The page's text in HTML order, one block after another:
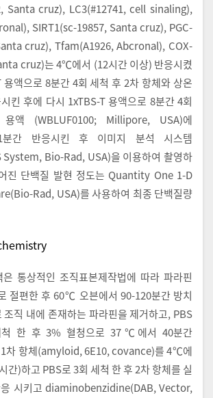
Santa cruz), LC3(#12741, cell sinaling),
SIRT1(sc-19857, Santa cruz), PGC-
cruz), Tfam(A1926, Abcronal), COX-
cruz)는 4℃에서 (12시간 이상) 반응시켰
용액으로 8분간 4회 세척 후 2차 항체와 상온
킨 후에 다시 1xTBS-T 용액으로 8분간 4회
액 (WBLUF0100; Millipore, USA)에
간 반응시킨 후 이미지 분석 시스템
Bio-Rad, USA)을 이용하여 촬영하
진 단백질 발현 정도는 Quantity One 1-D
Rad, USA)를 사용하여 최종 단백질량
은 통상적인 조직표본제작법에 따라 파라핀
절편한 후 60℃ 오븐에서 90-120분간 방치
직 내에 존재하는 파라핀을 제거하고, PBS
척 한 후 3% 혈청으로 37℃에서 40분간
차 항체(amyloid, 6E10, covance)를 4℃에
)하고 PBS로 3회 세척 한 후 2차 항체를 실
응 시키고 diaminobenzidine(DAB, Vector,